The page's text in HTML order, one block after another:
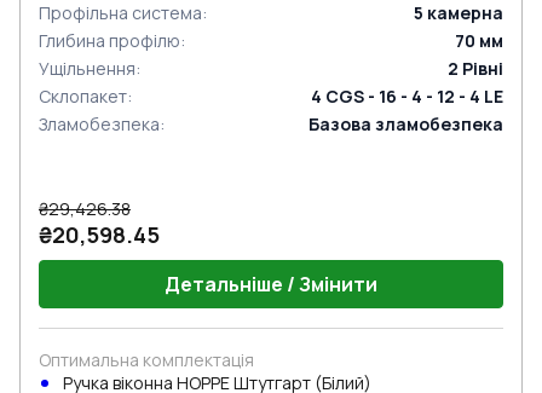
Профільна система: 5 камерна
Глибина профілю: 70 мм
Ущільнення: 2 Рівні
Склопакет:
4 CGS - 16 - 4 - 12 - 4 LE
Зламобезпека: Базова зламобезпека
₴29,426.38
₴20,598.45
Детальніше / Змінити
Оптимальна комплектація
Ручка віконна HOPPE Штутгарт (Білий)